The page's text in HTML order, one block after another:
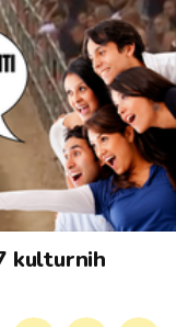
kulturnih